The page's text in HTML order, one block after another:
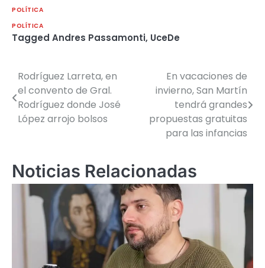
POLÍTICA
POLÍTICA
Tagged Andres Passamonti, UceDe
Navegación
de
entradas
Rodríguez Larreta, en
el convento de Gral.
Rodríguez donde José
López arrojo bolsos
En vacaciones de
invierno, San Martín
tendrá grandes
propuestas gratuitas
para las infancias
Noticias Relacionadas